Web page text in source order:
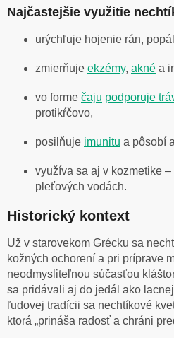
Najčastejšie využitie
urýchľuje hojenie rán,
zmierňuje ekzémy, akné a
vo forme čaju podporuje
protikŕčovo,
posilňuje imunitu a pôsobí
využíva sa aj v kozmetike –
pleťových vodách.
Historický kontext
Už v starovekom Grécku sa
kožných ochorení a pri príprave
neodmysliteľnou súčasťou
sa pridávali aj do jedál ako
ľudovej tradícii sa nechtíkové
ktorá „prináša radosť a chráni